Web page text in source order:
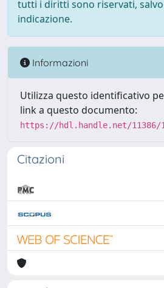
tutti i diritti sono riservati,
indicazione.
Informazioni
Utilizza questo identificativo
link a questo documento:
https://hdl.handle.net/11386/
Citazioni